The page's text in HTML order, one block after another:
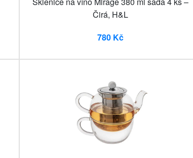
Čirá, H&L
780 Kč